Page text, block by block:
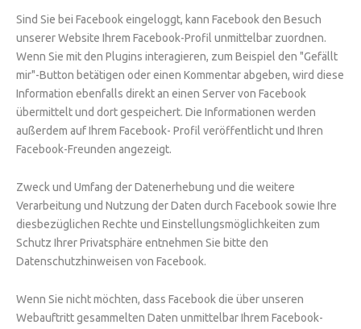
Sind Sie bei Facebook eingeloggt, kann Facebook den Besuch
unserer Website Ihrem Facebook-Profil unmittelbar zuordnen.
Wenn Sie mit den Plugins interagieren, zum Beispiel den "Gefällt
mir"-Button betätigen oder einen Kommentar abgeben, wird diese
Information ebenfalls direkt an einen Server von Facebook
übermittelt und dort gespeichert. Die Informationen werden
außerdem auf Ihrem Facebook- Profil veröffentlicht und Ihren
Facebook-Freunden angezeigt.
Zweck und Umfang der Datenerhebung und die weitere
Verarbeitung und Nutzung der Daten durch Facebook sowie Ihre
diesbezüglichen Rechte und Einstellungsmöglichkeiten zum
Schutz Ihrer Privatsphäre entnehmen Sie bitte den
Datenschutzhinweisen von Facebook.
Wenn Sie nicht möchten, dass Facebook die über unseren
Webauftritt gesammelten Daten unmittelbar Ihrem Facebook-